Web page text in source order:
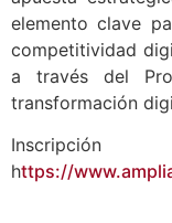
elemento clave
competitividad
a través del
transformación
https://